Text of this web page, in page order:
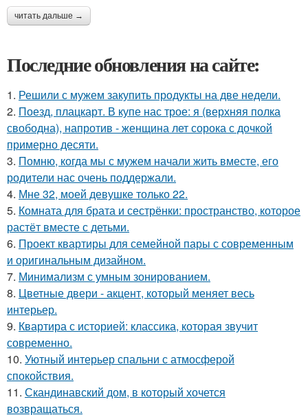
читать дальше →
Последние обновления на сайте:
1. Решили с мужем закупить продукты на две недели.
2. Поезд, плацкарт. В купе нас трое: я (верхняя полка
свободна), напротив - женщина лет сорока с дочкой
примерно десяти.
3. Помню, когда мы с мужем начали жить вместе, его
родители нас очень поддержали.
4. Мне 32, моей девушке только 22.
5. Комната для брата и сестрёнки: пространство, которое
растёт вместе с детьми.
6. Проект квартиры для семейной пары с современным
и оригинальным дизайном.
7. Минимализм с умным зонированием.
8. Цветные двери - акцент, который меняет весь
интерьер.
9. Квартира с историей: классика, которая звучит
современно.
10. Уютный интерьер спальни с атмосферой
спокойствия.
11. Скандинавский дом, в который хочется
возвращаться.